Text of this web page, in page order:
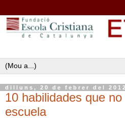
dilluns, 20 de febrer del 2012
10 habilidades que
escuela